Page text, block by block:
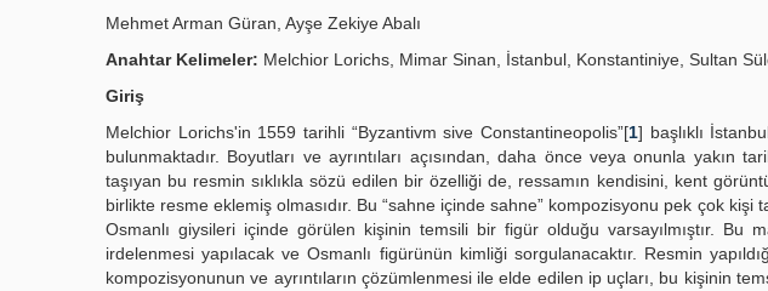
Mehmet Arman Güran, Ayşe Zekiye Abalı
Anahtar Kelimeler: Melchior Lorichs, Mimar Sinan, İstanbul, Konstantiniye, Sultan
Giriş
Melchior Lorichs'in 1559 tarihli “Byzantivm sive Constantineopolis”[1] başlıklı
bulunmaktadır. Boyutları ve ayrıntıları açısından, daha önce veya onunla yakın
taşıyan bu resmin sıklıkla sözü edilen bir özelliği de, ressamın kendisini, kent
birlikte resme eklemiş olmasıdır. Bu “sahne içinde sahne” kompozisyonu pek çok kişi
Osmanlı giysileri içinde görülen kişinin temsili bir figür olduğu varsayılmıştır. Bu
irdelenmesi yapılacak ve Osmanlı figürünün kimliği sorgulanacaktır. Resmin
kompozisyonunun ve ayrıntıların çözümlenmesi ile elde edilen ip uçları, bu kişinin